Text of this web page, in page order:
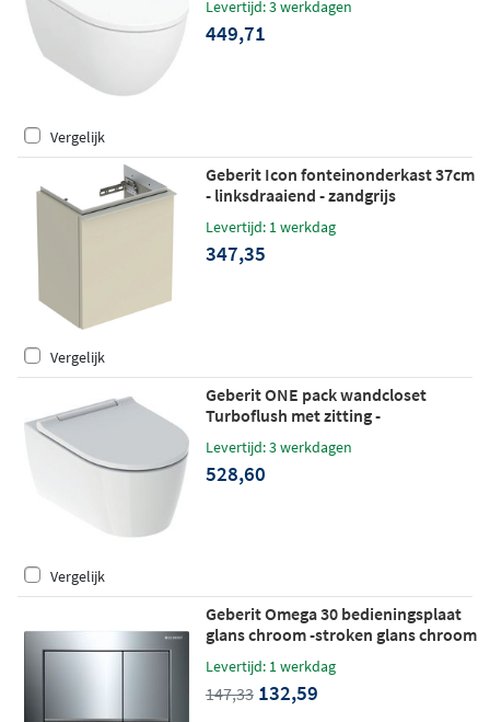
Levertijd: 3 werkdagen
449,71
Vergelijk
Geberit Icon fonteinonderkast 37cm
- linksdraaiend - zandgrijs
Levertijd: 1 werkdag
347,35
Vergelijk
Geberit ONE pack wandcloset
Turboflush met zitting -
Levertijd: 3 werkdagen
528,60
Vergelijk
Geberit Omega 30 bedieningsplaat
glans chroom -stroken glans chroom
Levertijd: 1 werkdag
147,33 132,59